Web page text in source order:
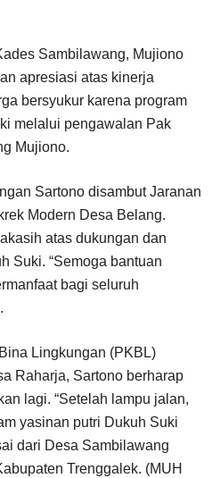
Sambilawang, Mujiono
apresiasi atas kinerja
bersyukur karena program
melalui pengawalan Pak
Mujiono.
Sartono disambut Jaranan
Modern Desa Belang.
atas dukungan dan
Suki. “Semoga bantuan
bagi seluruh
Lingkungan (PKBL)
Raharja, Sartono berharap
lagi. “Setelah lampu jalan,
yasinan putri Dukuh Suki
dari Desa Sambilawang
Trenggalek. (MUH